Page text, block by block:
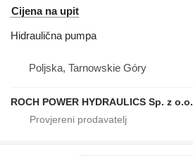
Cijena na upit
Hidraulična pumpa
Poljska, Tarnowskie Góry
ROCH POWER HYDRAULICS Sp. z o.o.